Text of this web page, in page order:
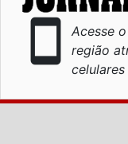
smartphone
Acesse
região